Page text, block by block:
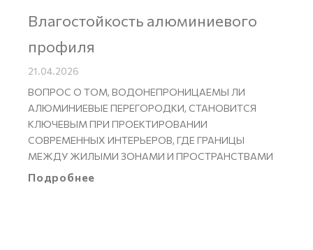
Влагостойкость алюминиевого
профиля
21.04.2026
ВОПРОС О ТОМ, ВОДОНЕПРОНИЦАЕМЫ ЛИ
АЛЮМИНИЕВЫЕ ПЕРЕГОРОДКИ, СТАНОВИТСЯ
КЛЮЧЕВЫМ ПРИ ПРОЕКТИРОВАНИИ
СОВРЕМЕННЫХ ИНТЕРЬЕРОВ, ГДЕ ГРАНИЦЫ
МЕЖДУ ЖИЛЫМИ ЗОНАМИ И ПРОСТРАНСТВАМИ
Подробнее